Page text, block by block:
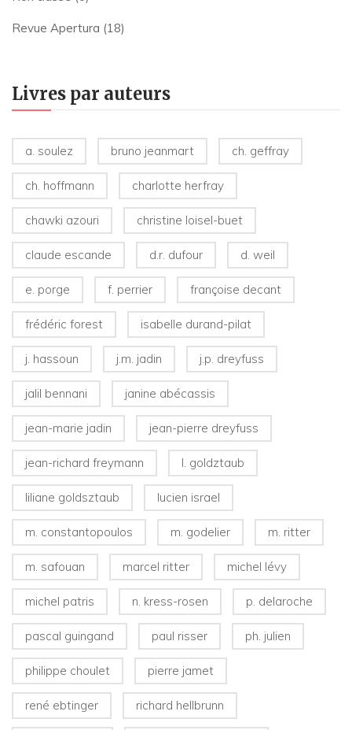
Revue Apertura (18)
Livres par auteurs
a. soulez bruno jeanmart ch. geffray
ch. hoffmann charlotte herfray
chawki azouri christine loisel-buet
claude escande d.r. dufour d. weil
e. porge f. perrier françoise decant
frédéric forest isabelle durand-pilat
j. hassoun j.m. jadin j.p. dreyfuss
jalil bennani janine abécassis
jean-marie jadin jean-pierre dreyfuss
jean-richard freymann l. goldztaub
liliane goldsztaub lucien israel
m. constantopoulos m. godelier m. ritter
m. safouan marcel ritter michel lévy
michel patris n. kress-rosen p. delaroche
pascal guingand paul risser ph. julien
philippe choulet pierre jamet
rené ebtinger richard hellbrunn